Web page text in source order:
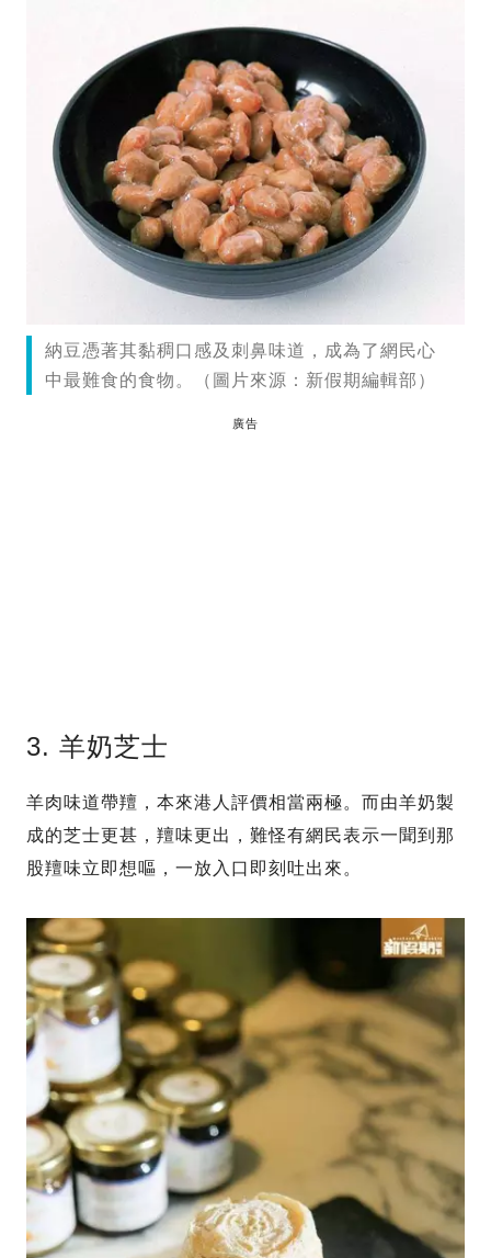
納豆憑著其黏稠口感及刺鼻味道，成為了網民心
中最難食的食物。（圖片來源：新假期編輯部）
廣告
3. 羊奶芝士
羊肉味道帶羶，本來港人評價相當兩極。而由羊奶製
成的芝士更甚，羶味更出，難怪有網民表示一聞到那
股羶味立即想嘔，一放入口即刻吐出來。